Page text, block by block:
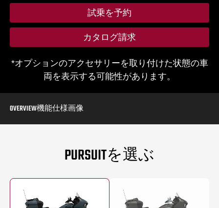
試乗を予約
カタログ請求
*オプションのアクセサリーを取り付けた状態の車
両を表示する可能性があります。
OVERVIEW機能仕様画像
PURSUITを選ぶ